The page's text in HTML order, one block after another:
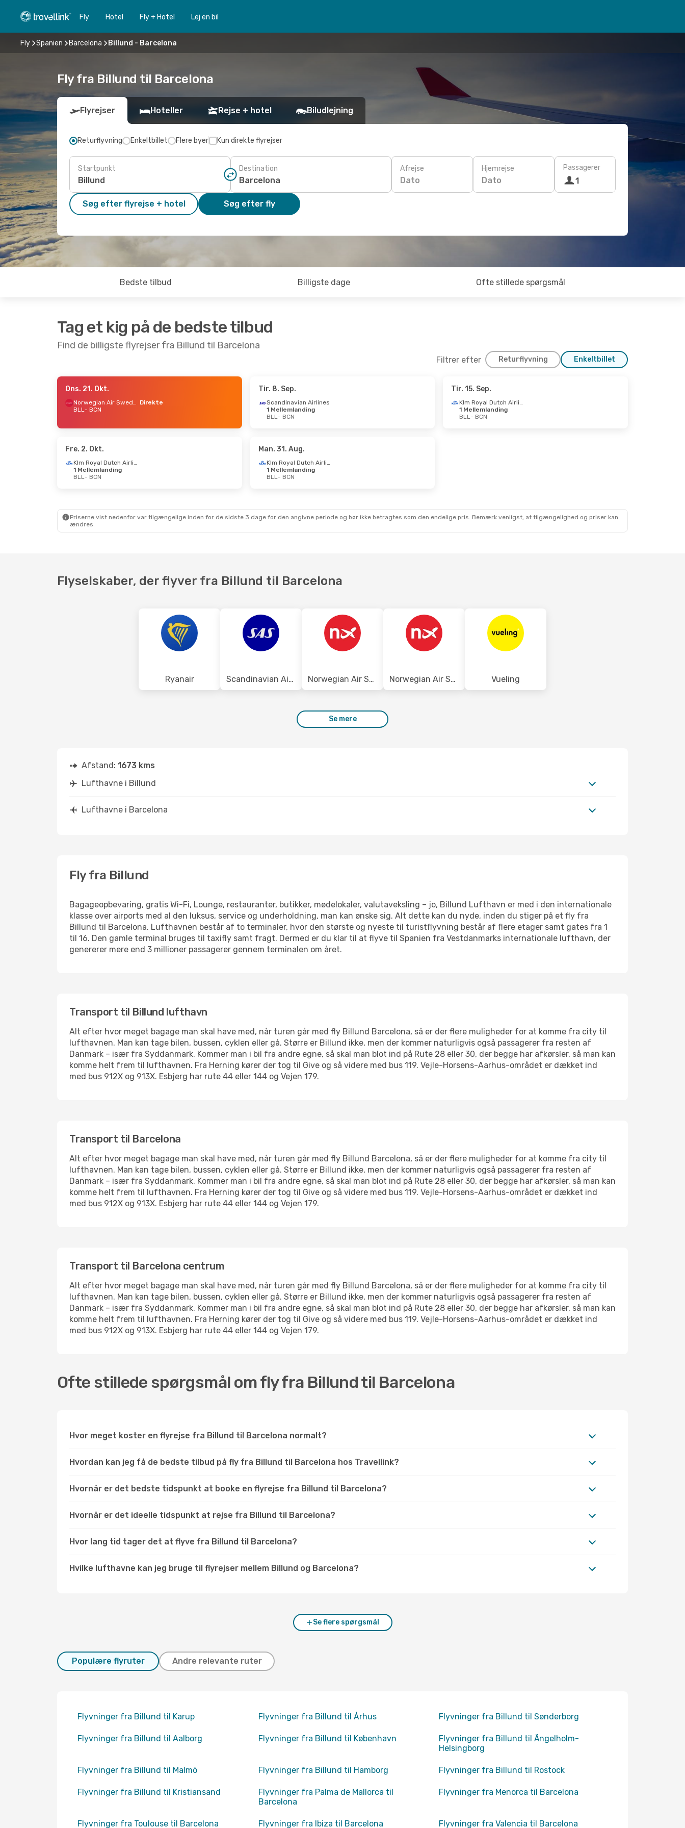
Fly Hotel Fly + Hotel Lej en bil
Fly Spanien Barcelona Billund - Barcelona
Fly fra Billund til Barcelona
Flyrejser Hoteller Rejse + hotel Biludlejning
Returflyvning Enkeltbillet Flere byer Kun direkte flyrejser
Startpunkt Destination Afrejse
Dato
Hjemrejse
Dato
Passagerer
1
Søg efter flyrejse + hotel Søg efter fly
Bedste tilbud Billigste dage Ofte stillede spørgsmål
Tag et kig på de bedste tilbud
Find de billigste flyrejser fra Billund til Barcelona
Filtrer efter Returflyvning Enkeltbillet
- Ons. 16. Sep.
Scandinavian Airlines
1 Mellemlanding
1 Mellemlanding
- Man. 28. Sep.
Klm Royal Dutch Airlines
1 Mellemlanding
- Tor. 3. Sep.
Klm Royal Dutch Airlines
1 Mellemlanding
Lot Polish Airlines
1 Mellemlanding
Ons. 21. Okt.
Norwegian Air Sweden Direkte
BLL- BCN
Tir. 8. Sep.
Scandinavian Airlines
1 Mellemlanding
BLL- BCN
Tir. 15. Sep.
Klm Royal Dutch Airlines
1 Mellemlanding
BLL- BCN
Fre. 2. Okt.
Klm Royal Dutch Airlines
1 Mellemlanding
BLL- BCN
Man. 31. Aug.
Klm Royal Dutch Airlines
1 Mellemlanding
BLL- BCN
Priserne vist nedenfor var tilgængelige inden for de sidste 3 dage for den angivne periode og bør ikke betragtes som den endelige pris. Bemærk venligst, at tilgængelighed og priser kan
ændres.
Flyselskaber, der flyver fra Billund til Barcelona
Ryanair Scandinavian Airlines Norwegian Air Sweden Norwegian Air Shuttle Vueling
Se mere
Afstand: 1673 kms
Lufthavne i Billund
Lufthavne i Barcelona
Fly fra Billund
Bagageopbevaring, gratis Wi-Fi, Lounge, restauranter, butikker, mødelokaler, valutaveksling – jo, Billund Lufthavn er med i den internationale
klasse over airports med al den luksus, service og underholdning, man kan ønske sig. Alt dette kan du nyde, inden du stiger på et fly fra
Billund til Barcelona. Lufthavnen består af to terminaler, hvor den største og nyeste til turistflyvning består af flere etager samt gates fra 1
til 16. Den gamle terminal bruges til taxifly samt fragt. Dermed er du klar til at flyve til Spanien fra Vestdanmarks internationale lufthavn, der
genererer mere end 3 millioner passagerer gennem terminalen om året.
Transport til Billund lufthavn
Alt efter hvor meget bagage man skal have med, når turen går med fly Billund Barcelona, så er der flere muligheder for at komme fra city til
lufthavnen. Man kan tage bilen, bussen, cyklen eller gå. Større er Billund ikke, men der kommer naturligvis også passagerer fra resten af
Danmark – især fra Syddanmark. Kommer man i bil fra andre egne, så skal man blot ind på Rute 28 eller 30, der begge har afkørsler, så man kan
komme helt frem til lufthavnen. Fra Herning kører der tog til Give og så videre med bus 119. Vejle-Horsens-Aarhus-området er dækket ind
med bus 912X og 913X. Esbjerg har rute 44 eller 144 og Vejen 179.
Transport til Barcelona
Alt efter hvor meget bagage man skal have med, når turen går med fly Billund Barcelona, så er der flere muligheder for at komme fra city til
lufthavnen. Man kan tage bilen, bussen, cyklen eller gå. Større er Billund ikke, men der kommer naturligvis også passagerer fra resten af
Danmark – især fra Syddanmark. Kommer man i bil fra andre egne, så skal man blot ind på Rute 28 eller 30, der begge har afkørsler, så man kan
komme helt frem til lufthavnen. Fra Herning kører der tog til Give og så videre med bus 119. Vejle-Horsens-Aarhus-området er dækket ind
med bus 912X og 913X. Esbjerg har rute 44 eller 144 og Vejen 179.
Transport til Barcelona centrum
Alt efter hvor meget bagage man skal have med, når turen går med fly Billund Barcelona, så er der flere muligheder for at komme fra city til
lufthavnen. Man kan tage bilen, bussen, cyklen eller gå. Større er Billund ikke, men der kommer naturligvis også passagerer fra resten af
Danmark – især fra Syddanmark. Kommer man i bil fra andre egne, så skal man blot ind på Rute 28 eller 30, der begge har afkørsler, så man kan
komme helt frem til lufthavnen. Fra Herning kører der tog til Give og så videre med bus 119. Vejle-Horsens-Aarhus-området er dækket ind
med bus 912X og 913X. Esbjerg har rute 44 eller 144 og Vejen 179.
Ofte stillede spørgsmål om fly fra Billund til Barcelona
Hvor meget koster en flyrejse fra Billund til Barcelona normalt?
Hvordan kan jeg få de bedste tilbud på fly fra Billund til Barcelona hos Travellink?
Hvornår er det bedste tidspunkt at booke en flyrejse fra Billund til Barcelona?
Hvornår er det ideelle tidspunkt at rejse fra Billund til Barcelona?
Hvor lang tid tager det at flyve fra Billund til Barcelona?
Hvilke lufthavne kan jeg bruge til flyrejser mellem Billund og Barcelona?
Se flere spørgsmål
Populære flyruter Andre relevante ruter
Flyvninger fra Billund til Karup Flyvninger fra Billund til Århus Flyvninger fra Billund til Sønderborg
Flyvninger fra Billund til Aalborg Flyvninger fra Billund til København
Flyvninger fra Billund til Ängelholm-
Helsingborg
Flyvninger fra Billund til Malmö Flyvninger fra Billund til Hamborg Flyvninger fra Billund til Rostock
Flyvninger fra Billund til Kristiansand
Flyvninger fra Palma de Mallorca til
Barcelona
Flyvninger fra Menorca til Barcelona
Flyvninger fra Toulouse til Barcelona Flyvninger fra Ibiza til Barcelona Flyvninger fra Valencia til Barcelona